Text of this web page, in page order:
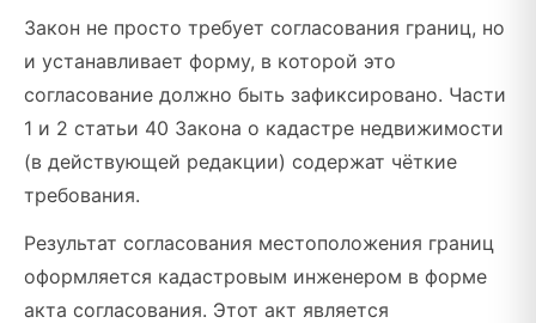
Закон не просто требует согласования границ, но
и устанавливает форму, в которой это
согласование должно быть зафиксировано. Части
1 и 2 статьи 40 Закона о кадастре недвижимости
(в действующей редакции) содержат чёткие
требования.
Результат согласования местоположения границ
оформляется кадастровым инженером в форме
акта согласования. Этот акт является